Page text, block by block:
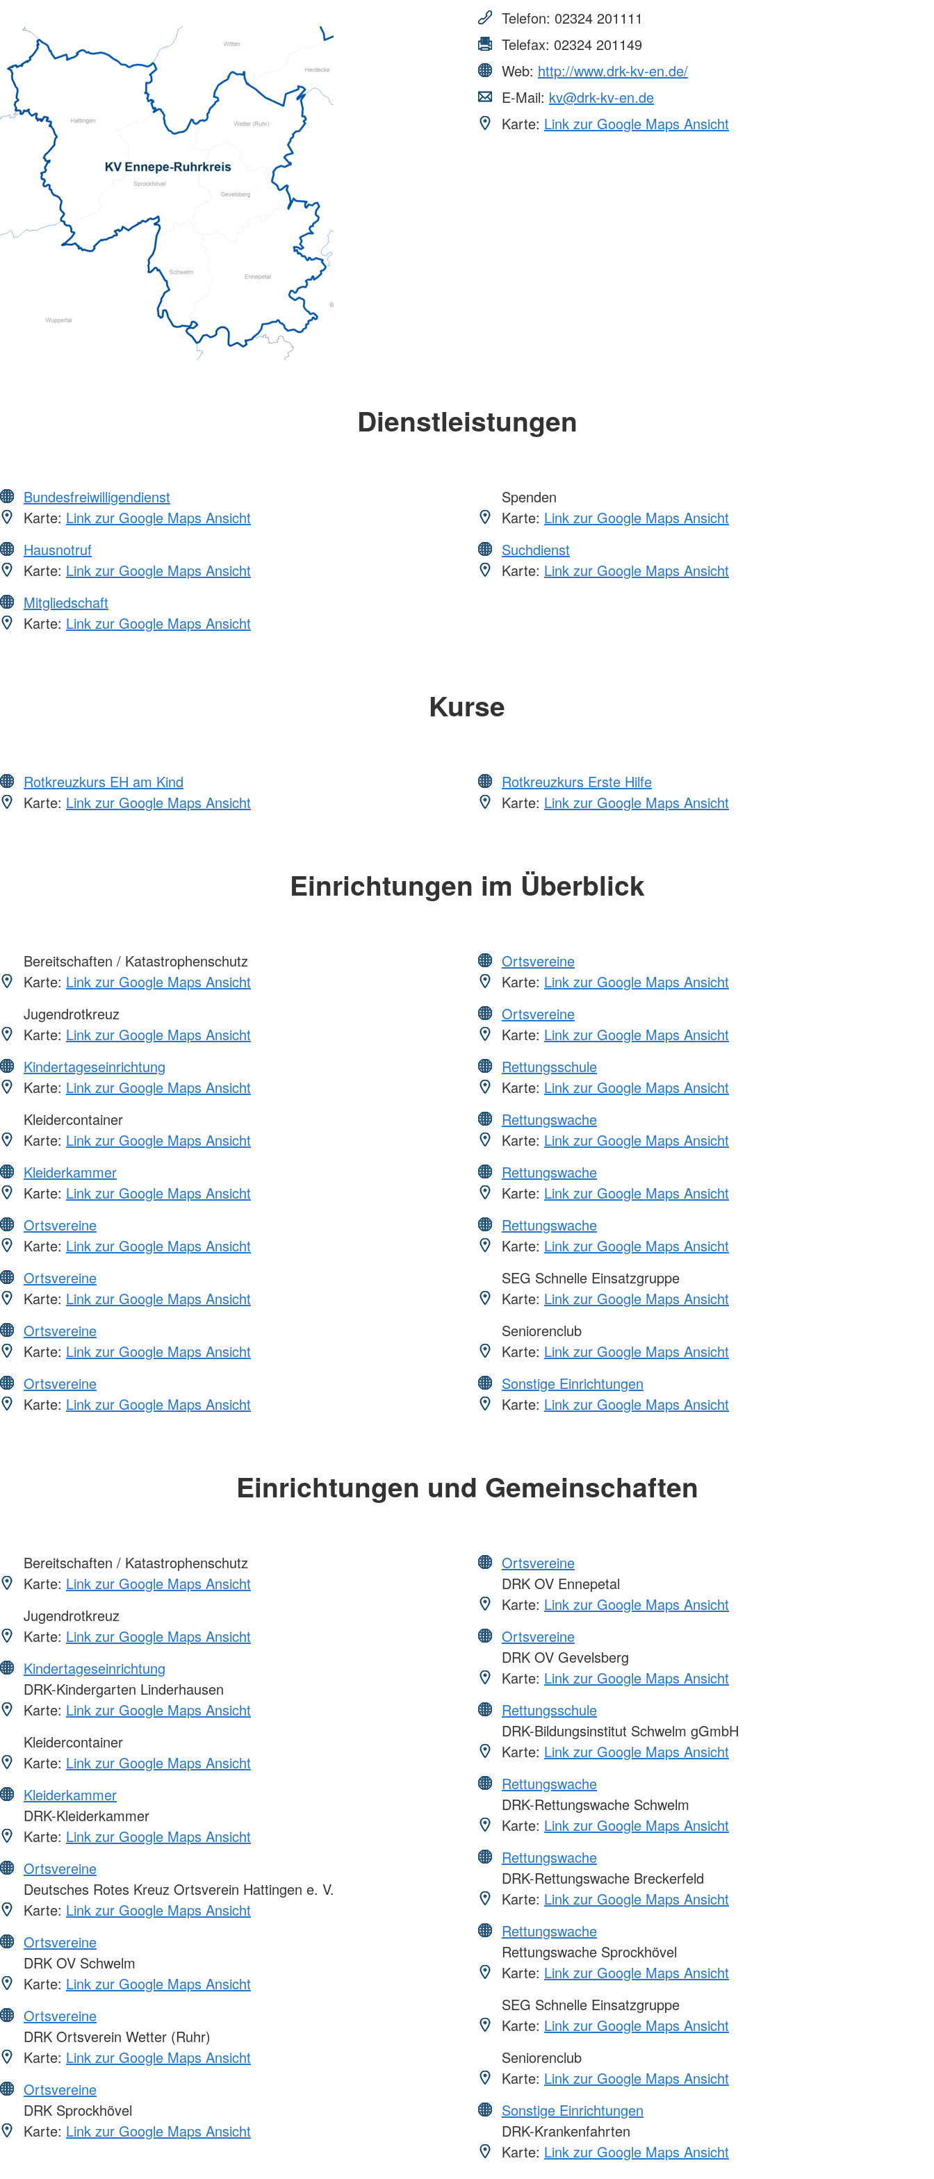
Servicewohnen-Sonnenpark
Tagespflege
Telefon: 02324 201111
Telefax: 02324 201149
Web: http://www.drk-kv-en.de/
E-Mail: kv@drk-kv-en.de
Karte: Link zur Google Maps Ansicht
Dienstleistungen
Bundesfreiwilligendienst
Karte: Link zur Google Maps Ansicht
Hausnotruf
Karte: Link zur Google Maps Ansicht
Mitgliedschaft
Karte: Link zur Google Maps Ansicht
Spenden
Karte: Link zur Google Maps Ansicht
Suchdienst
Karte: Link zur Google Maps Ansicht
Kurse
Rotkreuzkurs EH am Kind
Karte: Link zur Google Maps Ansicht
Rotkreuzkurs Erste Hilfe
Karte: Link zur Google Maps Ansicht
Einrichtungen im Überblick
Bereitschaften / Katastrophenschutz
Karte: Link zur Google Maps Ansicht
Jugendrotkreuz
Karte: Link zur Google Maps Ansicht
Kindertageseinrichtung
Karte: Link zur Google Maps Ansicht
Kleidercontainer
Karte: Link zur Google Maps Ansicht
Kleiderkammer
Karte: Link zur Google Maps Ansicht
Ortsvereine
Karte: Link zur Google Maps Ansicht
Ortsvereine
Karte: Link zur Google Maps Ansicht
Ortsvereine
Karte: Link zur Google Maps Ansicht
Ortsvereine
Karte: Link zur Google Maps Ansicht
Ortsvereine
Karte: Link zur Google Maps Ansicht
Ortsvereine
Karte: Link zur Google Maps Ansicht
Rettungsschule
Karte: Link zur Google Maps Ansicht
Rettungswache
Karte: Link zur Google Maps Ansicht
Rettungswache
Karte: Link zur Google Maps Ansicht
Rettungswache
Karte: Link zur Google Maps Ansicht
SEG Schnelle Einsatzgruppe
Karte: Link zur Google Maps Ansicht
Seniorenclub
Karte: Link zur Google Maps Ansicht
Sonstige Einrichtungen
Karte: Link zur Google Maps Ansicht
Einrichtungen und Gemeinschaften
Bereitschaften / Katastrophenschutz
Karte: Link zur Google Maps Ansicht
Jugendrotkreuz
Karte: Link zur Google Maps Ansicht
Kindertageseinrichtung
DRK-Kindergarten Linderhausen
Karte: Link zur Google Maps Ansicht
Kleidercontainer
Karte: Link zur Google Maps Ansicht
Kleiderkammer
DRK-Kleiderkammer
Karte: Link zur Google Maps Ansicht
Ortsvereine
Deutsches Rotes Kreuz Ortsverein Hattingen e. V.
Karte: Link zur Google Maps Ansicht
Ortsvereine
DRK OV Schwelm
Karte: Link zur Google Maps Ansicht
Ortsvereine
DRK Ortsverein Wetter (Ruhr)
Karte: Link zur Google Maps Ansicht
Ortsvereine
DRK Sprockhövel
Karte: Link zur Google Maps Ansicht
Ortsvereine
DRK OV Ennepetal
Karte: Link zur Google Maps Ansicht
Ortsvereine
DRK OV Gevelsberg
Karte: Link zur Google Maps Ansicht
Rettungsschule
DRK-Bildungsinstitut Schwelm gGmbH
Karte: Link zur Google Maps Ansicht
Rettungswache
DRK-Rettungswache Schwelm
Karte: Link zur Google Maps Ansicht
Rettungswache
DRK-Rettungswache Breckerfeld
Karte: Link zur Google Maps Ansicht
Rettungswache
Rettungswache Sprockhövel
Karte: Link zur Google Maps Ansicht
SEG Schnelle Einsatzgruppe
Karte: Link zur Google Maps Ansicht
Seniorenclub
Karte: Link zur Google Maps Ansicht
Sonstige Einrichtungen
DRK-Krankenfahrten
Karte: Link zur Google Maps Ansicht